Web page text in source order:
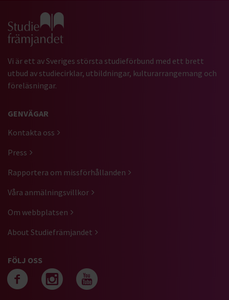
Gå till studiefrämjandets startsida
Vi är ett av Sveriges största studieförbund med ett brett
utbud av studiecirklar, utbildningar, kulturarrangemang och
föreläsningar.
GENVÄGAR
Kontakta oss
Press
Rapportera om missförhållanden
Våra anmälningsvillkor
Om webbplatsen
About Studiefrämjandet
FÖLJ OSS
Följ oss på facebook
Följ oss på
Följ oss på